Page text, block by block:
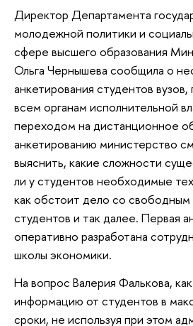
Директор Департамента
молодежной политики и
сфере высшего образования
Ольга Чернышева сообщила о
анкетирования студентов
всем органам исполнительной
переходом на дистанционное
анкетированию министерство
выяснить, какие сложности
ли у студентов необходимые
как обстоит дело со
студентов и так далее. Первая
оперативно разработана
школы экономики.
На вопрос Валерия Фалькова,
информацию от студентов в
сроки, не используя при этом